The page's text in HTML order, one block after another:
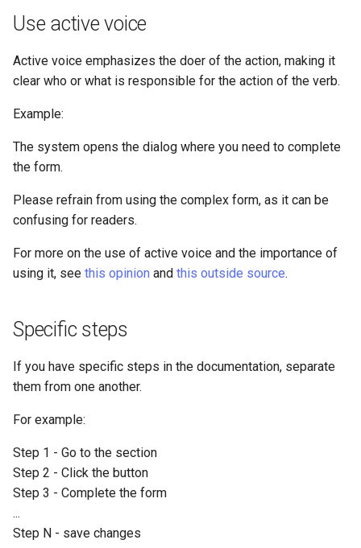
Use active voice
Active voice emphasizes the doer of the action, making it
clear who or what is responsible for the action of the verb.
Example:
The system opens the dialog where you need to complete
the form.
Please refrain from using the complex form, as it can be
confusing for readers.
For more on the use of active voice and the importance of
using it, see this opinion and this outside source.
Specific steps
If you have specific steps in the documentation, separate
them from one another.
For example:
Step 1 - Go to the section
Step 2 - Click the button
Step 3 - Complete the form
...
Step N - save changes